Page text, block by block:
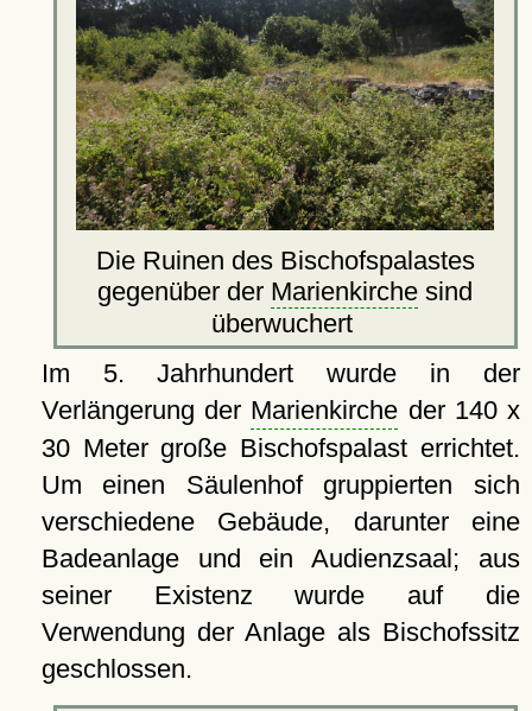
Die Ruinen des Bischofspalastes
gegenüber der Marienkirche sind
überwuchert
Im 5. Jahrhundert wurde in der
Verlängerung der Marienkirche der 140 x
30 Meter große Bischofspalast errichtet.
Um einen Säulenhof gruppierten sich
verschiedene Gebäude, darunter eine
Badeanlage und ein Audienzsaal; aus
seiner Existenz wurde auf die
Verwendung der Anlage als Bischofssitz
geschlossen.